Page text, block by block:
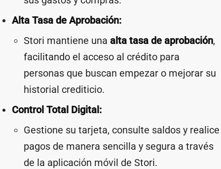
Alta Tasa de Aprobación:
Stori mantiene una alta tasa de aprobación,
facilitando el acceso al crédito para
personas que buscan empezar o mejorar su
historial crediticio.
Control Total Digital:
Gestione su tarjeta, consulte saldos y realice
pagos de manera sencilla y segura a través
de la aplicación móvil de Stori.